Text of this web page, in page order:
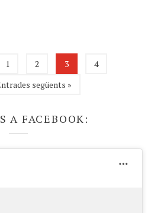
1 2 3
4
següents »
A FACEBOOK: